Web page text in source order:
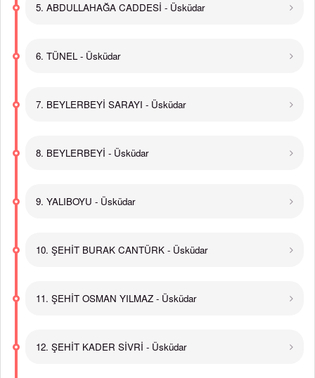
5. ABDULLAHAĞA CADDESİ - Üsküdar
6. TÜNEL - Üsküdar
7. BEYLERBEYİ SARAYI - Üsküdar
8. BEYLERBEYİ - Üsküdar
9. YALIBOYU - Üsküdar
10. ŞEHİT BURAK CANTÜRK - Üsküdar
11. ŞEHİT OSMAN YILMAZ - Üsküdar
12. ŞEHİT KADER SİVRİ - Üsküdar